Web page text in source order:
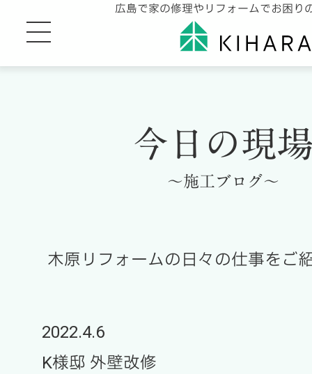
広島で家の修理やリフォームでお困り
今日の現
～施工ブログ～
木原リフォームの日々の仕事をご
2022.4.6
K様邸 外壁改修